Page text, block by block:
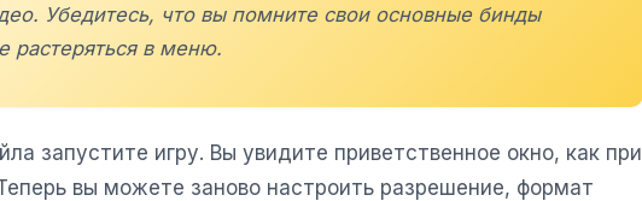
Убедитесь, что вы помните свои основные бинды
растеряться в меню.
запустите игру. Вы увидите приветственное окно, как при
вы можете заново настроить разрешение, формат